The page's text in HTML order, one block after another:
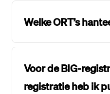
Welke ORT’s
Voor de BIG-
registratie heb ik